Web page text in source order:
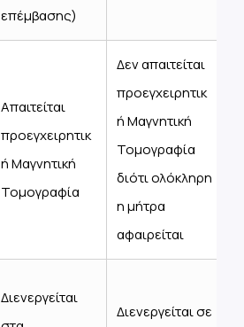
επέμβασης)
Απαιτείται
προεγχειρητικ
ή Μαγνητική
Τομογραφία
Δεν απαιτείται
προεγχειρητικ
ή Μαγνητική
Τομογραφία
διότι ολόκληρη
η μήτρα
αφαιρείται
Διενεργείται
Διενεργείται σε